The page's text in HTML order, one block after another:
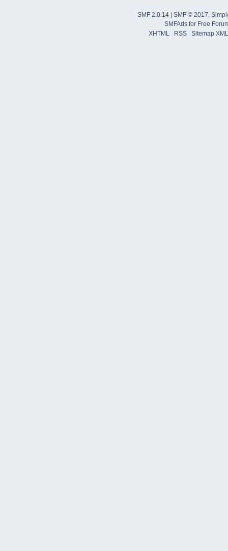
SMF 2.0.14 SMF © 2017,
SMFAdsfor Free
XHTML
RSS Sitemap XML